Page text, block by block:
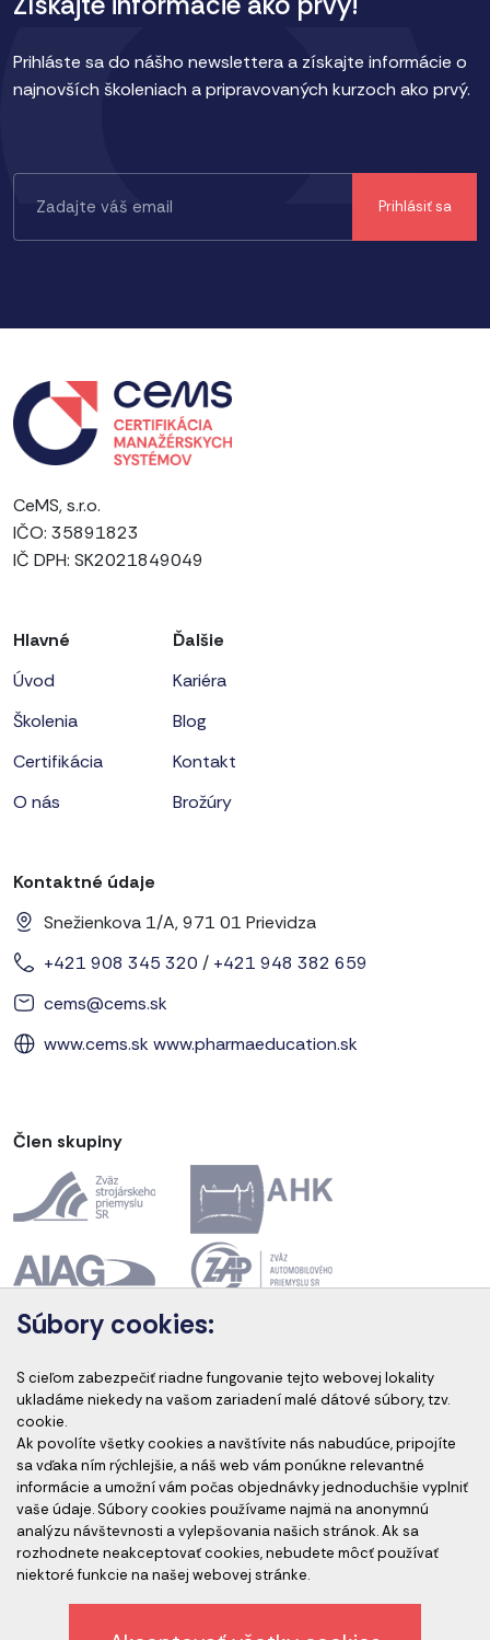
Prihláste sa do nášho newslettera a získajte informácie o
najnovších školeniach a pripravovaných kurzoch ako prvý.
CeMS, s.r.o.
IČO: 35891823
IČ DPH: SK2021849049
Hlavné
Úvod
Školenia
Certifikácia
O nás
Ďalšie
Kariéra
Blog
Kontakt
Brožúry
Kontaktné údaje
Snežienkova 1/A, 971 01 Prievidza
+421 908 345 320 / +421 948 382 659
cems@cems.sk
www.cems.skwww.pharmaeducation.sk
Člen skupiny
Akreditácia kurzov
Akreditovaní audítori
Súbory cookies:
S cieľom zabezpečiť riadne fungovanie tejto webovej lokality
ukladáme niekedy na vašom zariadení malé dátové súbory, tzv.
cookie.
Ak povolíte všetky cookies a navštívite nás nabudúce, pripojíte
sa vďaka ním rýchlejšie, a náš web vám ponúkne relevantné
informácie a umožní vám počas objednávky jednoduchšie vyplniť
vaše údaje. Súbory cookies používame najmä na anonymnú
analýzu návštevnosti a vylepšovania našich stránok. Ak sa
rozhodnete neakceptovať cookies, nebudete môcť používať
niektoré funkcie na našej webovej stránke.